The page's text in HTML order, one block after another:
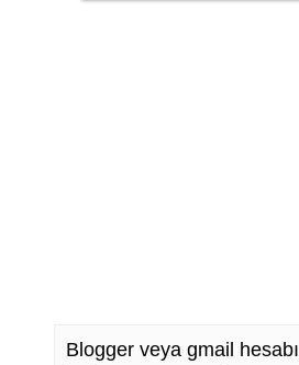
Blogger veya gmail hesabı